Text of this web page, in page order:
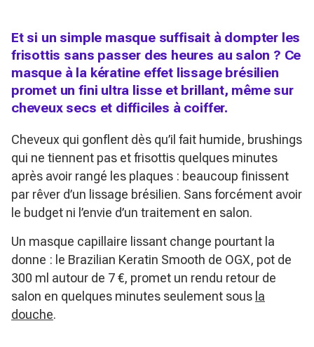
Et si un simple masque suffisait à dompter les
frisottis sans passer des heures au salon ? Ce
masque à la kératine effet lissage brésilien
promet un fini ultra lisse et brillant, même sur
cheveux secs et difficiles à coiffer.
Cheveux qui gonflent dès qu’il fait humide, brushings
qui ne tiennent pas et frisottis quelques minutes
après avoir rangé les plaques : beaucoup finissent
par rêver d’un lissage brésilien. Sans forcément avoir
le budget ni l’envie d’un traitement en salon.
Un masque capillaire lissant change pourtant la
donne : le Brazilian Keratin Smooth de OGX, pot de
300 ml autour de 7 €, promet un rendu retour de
salon en quelques minutes seulement sous la
douche.